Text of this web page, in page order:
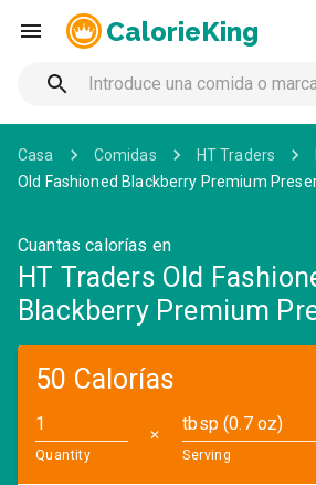
CalorieKing
Casa Comidas HT Traders
Old Fashioned Blackberry Premium
Cuantas calorías en
HT Traders Old
Blackberry Premium
50 Calorías
Quantity
✕
tbsp (0.7 oz)
Serving